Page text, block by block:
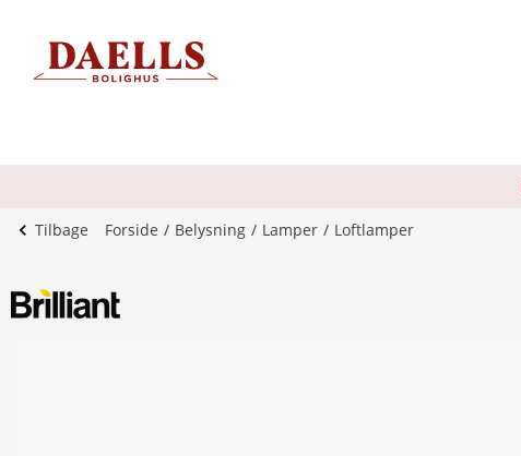
Tilbage Forside Belysning Lamper Loftlamper